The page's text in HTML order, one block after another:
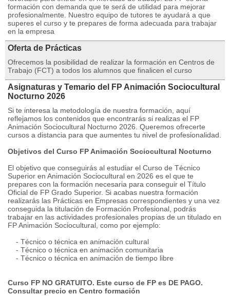
formación con demanda que te será de utilidad para mejorar
profesionalmente. Nuestro equipo de tutores te ayudará a que
superes el curso y te prepares de forma adecuada para trabajar
en la empresa
Oferta de Prácticas
Ofrecemos la posibilidad de realizar la formación en Centros de
Trabajo (FCT) a todos los alumnos que finalicen el curso
Asignaturas y Temario del FP Animación Sociocultural
Nocturno 2026
Si te interesa la metodología de nuestra formación, aquí
reflejamos los contenidos que encontrarás si realizas el FP
Animación Sociocultural Nocturno 2026. Queremos ofrecerte
cursos a distancia para que aumentes tu nivel de profesionalidad.
Objetivos del Curso FP Animación Sociocultural Nocturno
El objetivo que conseguirás al estudiar el Curso de Técnico
Superior en Animación Sociocultural en 2026 es el que te
prepares con la formación necesaria para conseguir el Título
Oficial de FP Grado Superior. Si acabas nuestra formación
realizarás las Prácticas en Empresas correspondientes y una vez
conseguida la titulación de Formación Profesional, podrás
trabajar en las actividades profesionales propias de un titulado en
FP Animación Sociocultural, como por ejemplo:
- Técnico o técnica en animación cultural
- Técnico o técnica en animación comunitaria
- Técnico o técnica en animación de tiempo libre
Curso FP NO GRATUITO. Este curso de FP es DE PAGO.
Consultar precio en Centro formación